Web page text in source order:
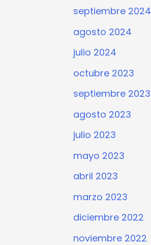
septiembre 2024
agosto 2024
julio 2024
octubre 2023
septiembre 2023
agosto 2023
julio 2023
mayo 2023
abril 2023
marzo 2023
diciembre 2022
noviembre 2022